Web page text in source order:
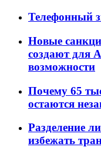
Телефонный
Новые
создают для
возможности
Почему 65
остаются
Разделение
избежать